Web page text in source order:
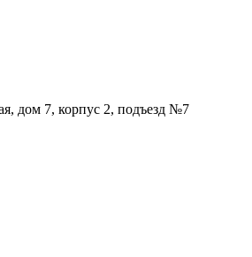
дом 7, корпус 2, подъезд №7